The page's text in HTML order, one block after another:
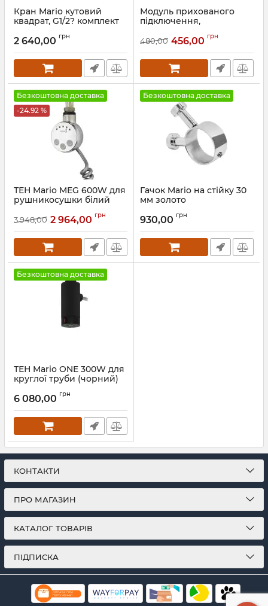
Кран Mario кутовий
квадрат, G1/2? комплект
2 640,00 грн
Модуль прихованого
підключення,
Артикул:71401067
480,00 456,00 грн
Безкоштовна доставка
-24.92 %
ТЕН Mario MEG 600W для
рушникосушки білий
Артикул:5.0.1006.0.P-WG
3 948,00 2 964,00 грн
Безкоштовна доставка
Гачок Mario на стійку 30
мм золото
930,00 грн
Безкоштовна доставка
ТЕН Mario ONE 300W для
круглої труби (чорний)
Артикул:6.027.047416.BM-BM
6 080,00 грн
КОНТАКТИ
ПРО МАГАЗИН
КАТАЛОГ ТОВАРІВ
ПІДПИСКА